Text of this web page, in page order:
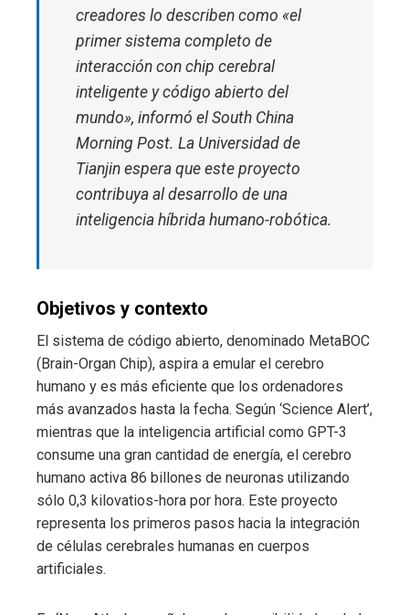
creadores lo describen como «el
primer sistema completo de
interacción con chip cerebral
inteligente y código abierto del
mundo», informó el South China
Morning Post. La Universidad de
Tianjin espera que este proyecto
contribuya al desarrollo de una
inteligencia híbrida humano-robótica.
Objetivos y contexto
El sistema de código abierto, denominado MetaBOC
(Brain-Organ Chip), aspira a emular el cerebro
humano y es más eficiente que los ordenadores
más avanzados hasta la fecha. Según ‘Science Alert’,
mientras que la inteligencia artificial como GPT-3
consume una gran cantidad de energía, el cerebro
humano activa 86 billones de neuronas utilizando
sólo 0,3 kilovatios-hora por hora. Este proyecto
representa los primeros pasos hacia la integración
de células cerebrales humanas en cuerpos
artificiales.